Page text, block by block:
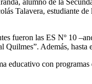
Talavera, estudiante
fueron las ES Nº 10
Además,
educativo con